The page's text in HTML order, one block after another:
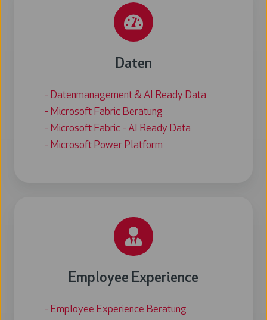
Daten
- Datenmanagement & AI Ready Data
- Microsoft Fabric Beratung
- Microsoft Fabric - AI Ready Data
- Microsoft Power Platform
Employee Experience
- Employee Experience Beratung